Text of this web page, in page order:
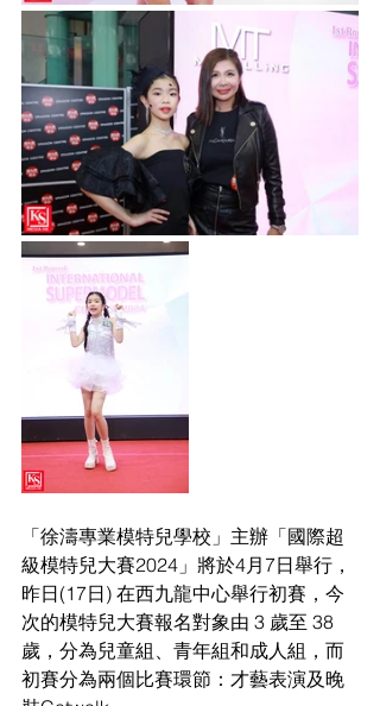
「徐濤專業模特兒學校」主辦「國際超
級模特兒大賽2024」將於4月7日舉行，
昨日(17日) 在西九龍中心舉行初賽，今
次的模特兒大賽報名對象由 3 歲至 38
歲，分為兒童組、青年組和成人組，而
初賽分為兩個比賽環節：才藝表演及晚